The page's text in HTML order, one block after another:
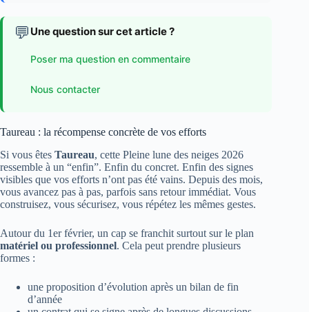
💬 Une question sur cet article ?
Poser ma question en commentaire
Nous contacter
Taureau : la récompense concrète de vos efforts
Si vous êtes Taureau, cette Pleine lune des neiges 2026
ressemble à un “enfin”. Enfin du concret. Enfin des signes
visibles que vos efforts n’ont pas été vains. Depuis des mois,
vous avancez pas à pas, parfois sans retour immédiat. Vous
construisez, vous sécurisez, vous répétez les mêmes gestes.
Autour du 1er février, un cap se franchit surtout sur le plan
matériel ou professionnel. Cela peut prendre plusieurs
formes :
une proposition d’évolution après un bilan de fin
d’année